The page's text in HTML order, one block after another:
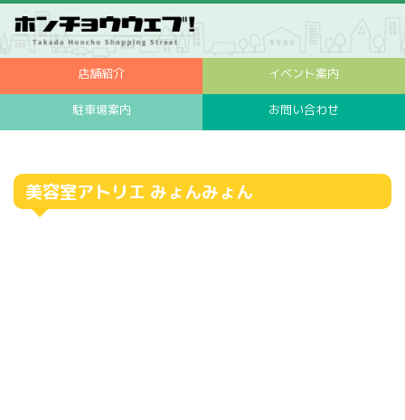
店舗紹介 イベント案内
駐車場案内 お問い合わせ
美容室アトリエ みょんみょん